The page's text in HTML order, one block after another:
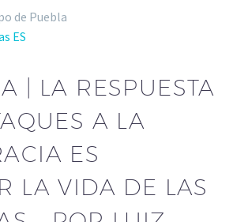
de Puebla
ES
| LA RESPUESTA
A LA
ES
LA VIDA DE LAS